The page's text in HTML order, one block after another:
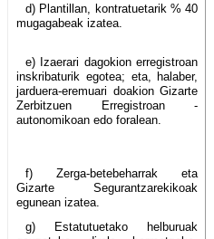
d) Plantillan, kontratuetarik % 40
mugagabeak izatea.
e) Izaerari dagokion erregistroan
inskribaturik egotea; eta, halaber,
jarduera-eremuari doakion Gizarte
Zerbitzuen Erregistroan -
autonomikoan edo foralean.
f) Zerga-betebeharrak eta
Gizarte Segurantzarekikoak
egunean izatea.
g) Estatutuetako helburuak